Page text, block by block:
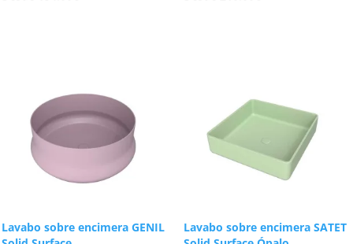
Lavabo sobre encimera GENIL
Lavabo sobre encimera SATET